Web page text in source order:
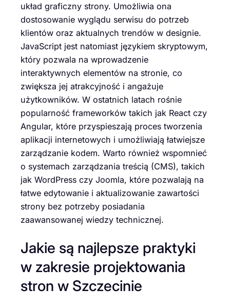
układ graficzny strony. Umożliwia ona
dostosowanie wyglądu serwisu do potrzeb
klientów oraz aktualnych trendów w designie.
JavaScript jest natomiast językiem skryptowym,
który pozwala na wprowadzenie
interaktywnych elementów na stronie, co
zwiększa jej atrakcyjność i angażuje
użytkowników. W ostatnich latach rośnie
popularność frameworków takich jak React czy
Angular, które przyspieszają proces tworzenia
aplikacji internetowych i umożliwiają łatwiejsze
zarządzanie kodem. Warto również wspomnieć
o systemach zarządzania treścią (CMS), takich
jak WordPress czy Joomla, które pozwalają na
łatwe edytowanie i aktualizowanie zawartości
strony bez potrzeby posiadania
zaawansowanej wiedzy technicznej.
Jakie są najlepsze praktyki
w zakresie projektowania
stron w Szczecinie